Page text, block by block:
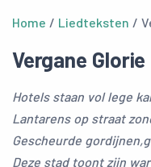
Home / Liedteksten /
Vergane Glorie
Hotels staan vol lege
Lantarens op straat
Gescheurde
Deze stad toont zijn